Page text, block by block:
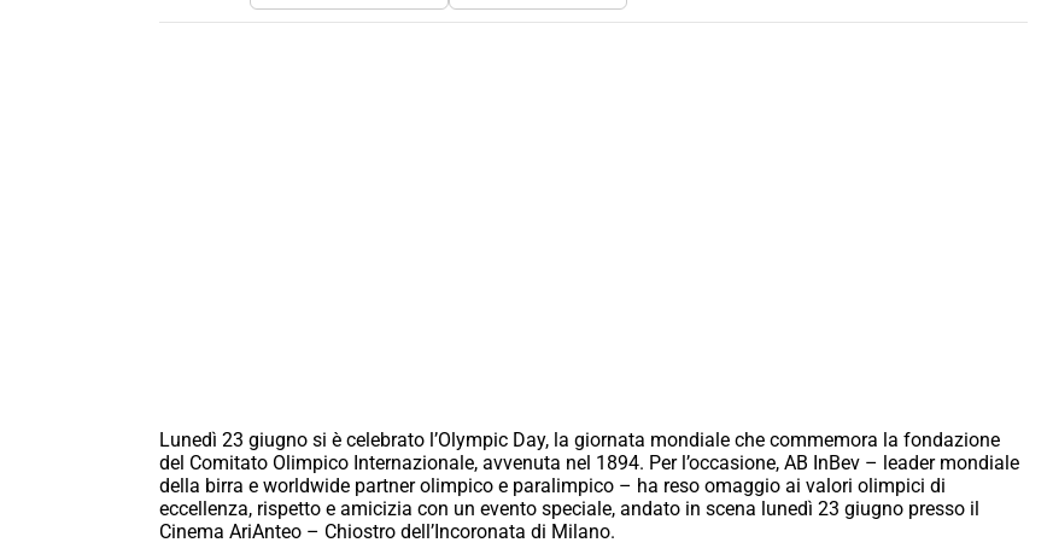
Lunedì 23 giugno si è celebrato l’Olympic Day, la giornata mondiale che commemora la fondazione
del Comitato Olimpico Internazionale, avvenuta nel 1894. Per l’occasione, AB InBev – leader mondiale
della birra e worldwide partner olimpico e paralimpico – ha reso omaggio ai valori olimpici di
eccellenza, rispetto e amicizia con un evento speciale, andato in scena lunedì 23 giugno presso il
Cinema AriAnteo – Chiostro dell’Incoronata di Milano.